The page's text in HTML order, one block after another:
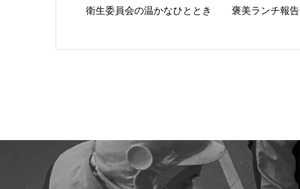
衛生委員会の温かなひととき
褒美ランチ報告